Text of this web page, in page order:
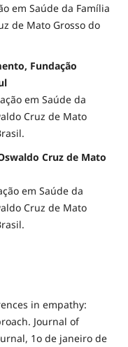
em Saúde da Família
de Mato Grosso do
Fundação
em Saúde da
Cruz de Mato
Cruz de Mato
em Saúde da
Cruz de Mato
in empathy:
Journal of
1o de janeiro de